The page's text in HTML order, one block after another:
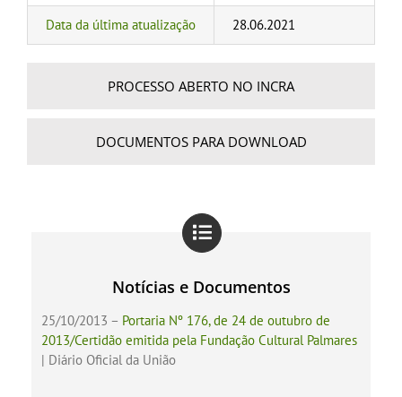
Data da última atualização 28.06.2021
PROCESSO ABERTO NO INCRA
DOCUMENTOS PARA DOWNLOAD
Notícias e Documentos
25/10/2013 – Portaria Nº 176, de 24 de outubro de
2013/Certidão emitida pela Fundação Cultural Palmares
| Diário Oficial da União